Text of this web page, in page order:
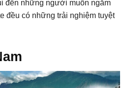
đến những người muốn ngắm
đều có những trải nghiệm tuyệt